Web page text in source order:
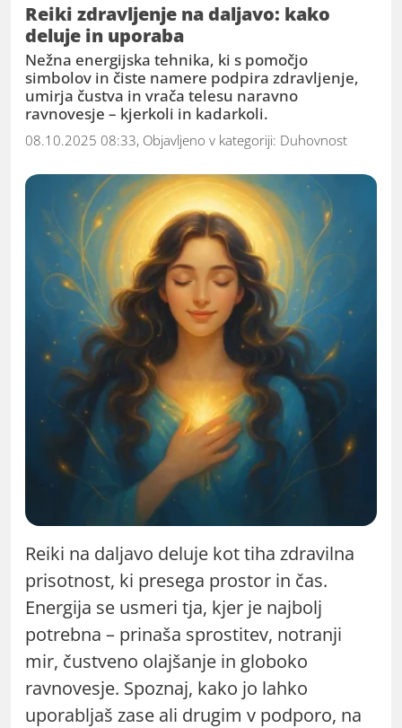
Reiki zdravljenje na daljavo: kako
deluje in uporaba
Nežna energijska tehnika, ki s pomočjo
simbolov in čiste namere podpira zdravljenje,
umirja čustva in vrača telesu naravno
ravnovesje – kjerkoli in kadarkoli.
08.10.2025 08:33, Objavljeno v kategoriji: Duhovnost
Reiki na daljavo deluje kot tiha zdravilna
prisotnost, ki presega prostor in čas.
Energija se usmeri tja, kjer je najbolj
potrebna – prinaša sprostitev, notranji
mir, čustveno olajšanje in globoko
ravnovesje. Spoznaj, kako jo lahko
uporabljaš zase ali drugim v podporo, na